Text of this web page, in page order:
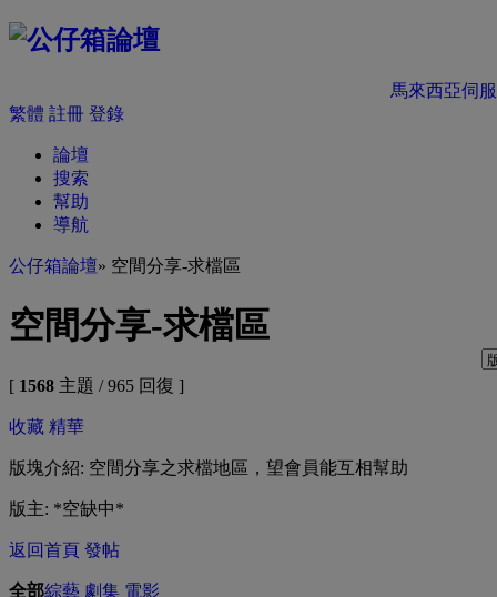
馬來西亞伺
繁體 註冊 登錄
論壇
搜索
幫助
導航
公仔箱論壇» 空間分享-求檔區
空間分享-求檔區
[ 1568 主題 / 965 回復 ]
收藏 精華
版塊介紹: 空間分享之求檔地區，望會員能互相幫助
版主: *空缺中*
返回首頁 發帖
全部綜藝 劇集 電影